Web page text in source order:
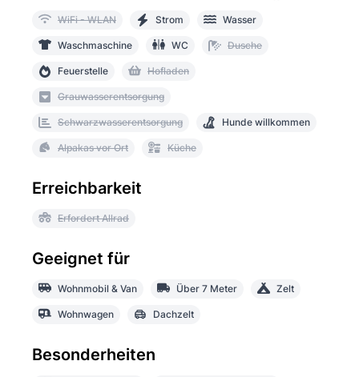
WiFi - WLAN Strom Wasser
Waschmaschine WC Dusche
Feuerstelle Hofladen
Grauwasserentsorgung
Schwarzwasserentsorgung Hunde willkommen
Alpakas vor Ort Küche
Erreichbarkeit
Erfordert Allrad
Geeignet für
Wohnmobil & Van Über 7 Meter Zelt
Wohnwagen Dachzelt
Besonderheiten